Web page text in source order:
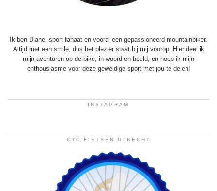
Ik ben Diane, sport fanaat en vooral een gepassioneerd mountainbiker.
Altijd met een smile, dus het plezier staat bij mij voorop. Hier deel ik
mijn avonturen op de bike, in woord en beeld, en hoop ik mijn
enthousiasme voor deze geweldige sport met jou te delen!
INSTAGRAM
CTC FIETSEN UTRECHT